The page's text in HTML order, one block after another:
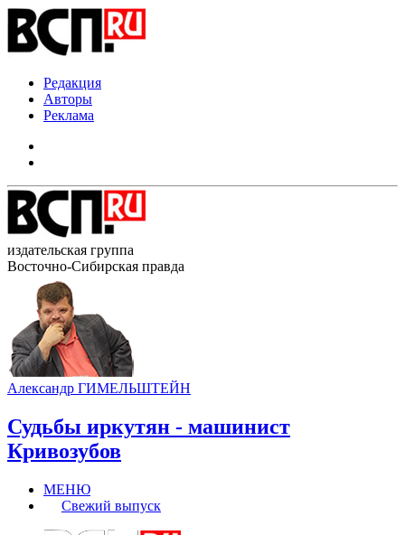
Редакция
Авторы
Реклама
издательская группа
Восточно-Сибирская правда
Александр ГИМЕЛЬШТЕЙН
Судьбы иркутян - машинист
Кривозубов
МЕНЮ
Свежий выпуск